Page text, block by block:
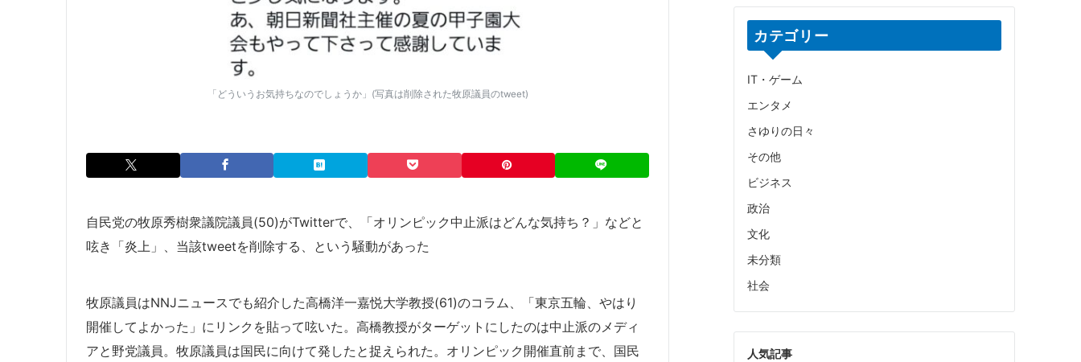
「どういうお気持ちなのでしょうか」(写真は削除された牧原議員のtweet)
自民党の牧原秀樹衆議院議員(50)がTwitterで、「オリンピック中止派はどんな気持ち？」などと
呟き「炎上」、当該tweetを削除する、という騒動があった
牧原議員はNNJニュースでも紹介した高橋洋一嘉悦大学教授(61)のコラム、「東京五輪、やはり
開催してよかった」にリンクを貼って呟いた。高橋教授がターゲットにしたのは中止派のメディ
アと野党議員。牧原議員は国民に向けて発したと捉えられた。オリンピック開催直前まで、国民
カテゴリー
IT・ゲーム
エンタメ
さゆりの日々
その他
ビジネス
政治
文化
未分類
社会
人気記事